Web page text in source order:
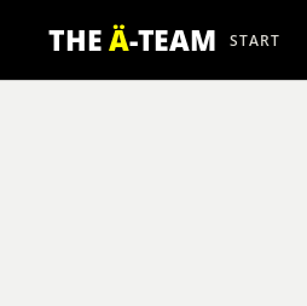
THEÄ-TEAM START